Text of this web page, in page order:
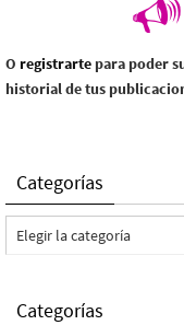
O registrarte para poder
historial de tus
Categorías
Categorías
Categorías